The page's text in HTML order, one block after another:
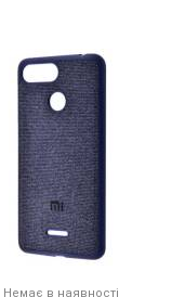
Немає в наявності